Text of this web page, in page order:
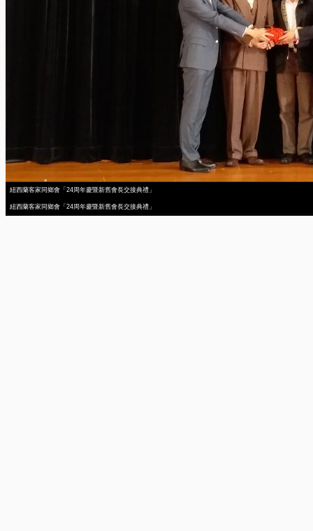
紐西蘭客家同鄉會「24周年慶暨新舊會長交接典禮」
紐西蘭客家同鄉會「24周年慶暨新舊會長交接典禮」